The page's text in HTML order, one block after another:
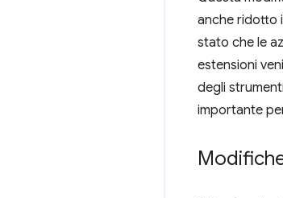
anche ridotto
stato che le
estensioni
degli
importante